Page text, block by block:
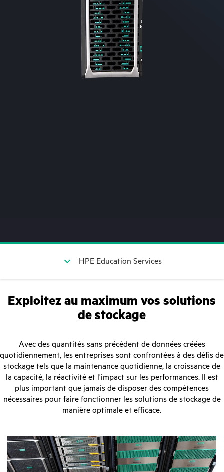
HPE Education Services
Exploitez au maximum vos solutions
de stockage
Avec des quantités sans précédent de données créées
quotidiennement, les entreprises sont confrontées à des défis de
stockage tels que la maintenance quotidienne, la croissance de
la capacité, la réactivité et l'impact sur les performances. Il est
plus important que jamais de disposer des compétences
nécessaires pour faire fonctionner les solutions de stockage de
manière optimale et efficace.